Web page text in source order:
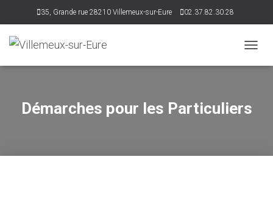
35, Grande rue 28210 Villemeux-sur-Eure 02.37.82.30.28
É
E
N
Démarches pour les Particuliers